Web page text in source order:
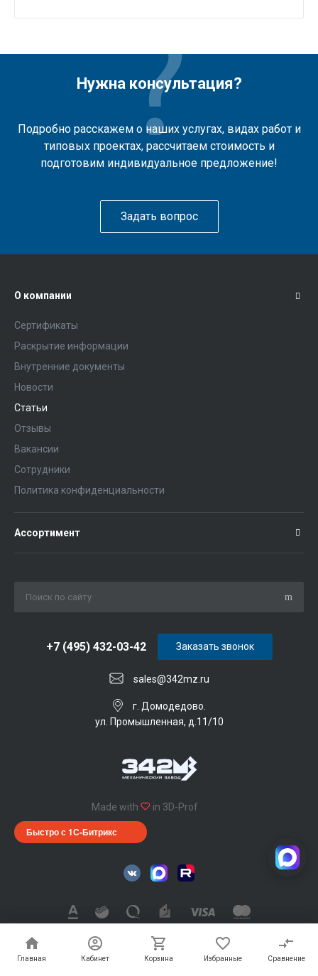
Главная Кабинет Корзина Избранные Сравнение
Главная Кабинет Корзина Избранные Сравнение
Нужна консультация?
Подробно расскажем о наших услугах, видах работ и
типовых проектах, рассчитаем стоимость и
подготовим индивидуальное предложение!
Задать вопрос
О компании
Сертификаты
Раскрытие информации
Внутренние документы
Новости
Статьи
Отзывы
Вакансии
Сотрудники
Политика конфиденциальности
Ассортимент
sales@342mz.ru
+7 (495) 432-03-42
г. Домодедово.
ул. Промышленная, д.11/10
Заказать звонок
Made with in 3D-Prof
Быстро с 1С-Битрикс
342 Механический завод © 2026, Все права защищены